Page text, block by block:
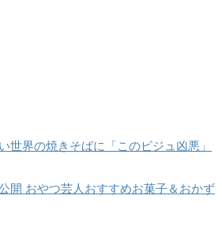
世界の焼きそばに「このビジュ凶悪」
開 おやつ芸人おすすめお菓子＆おかず